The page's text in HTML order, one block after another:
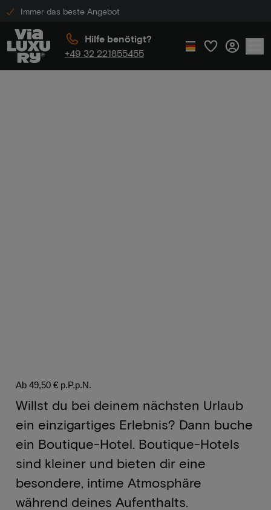
Immer das beste Angebot
Hilfe benötigt?
+49 32 221855455
Ab 49,50 € p.P.p.N.
Willst du bei deinem nächsten Urlaub
ein einzigartiges Erlebnis? Dann buche
ein Boutique-Hotel. Boutique-Hotels
sind kleiner und bieten dir eine
besondere, intime Atmosphäre
während deines Aufenthalts.